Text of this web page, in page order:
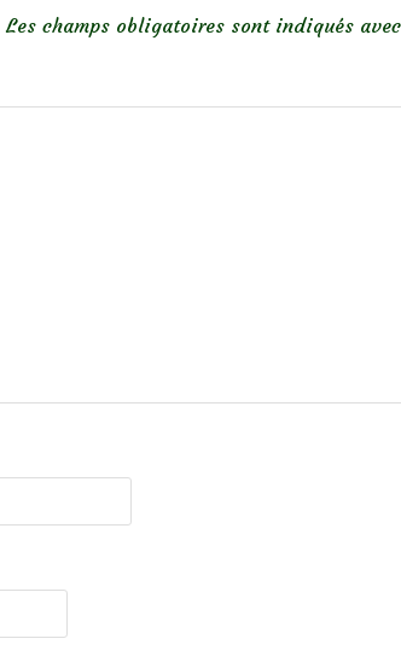
Les champs obligatoires sont indiqués avec